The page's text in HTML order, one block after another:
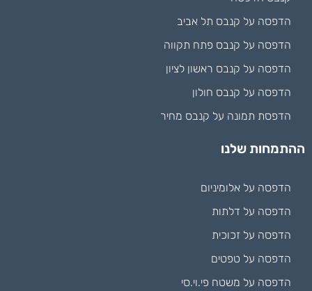
הדפסה על קנבס תל אביב
הדפסה על קנבס פתח תקווה
הדפסה על קנבס ראשון לציון
הדפסה על קנבס חולון
הדפסת תמונה על קנבס מחיר
ההתמחות שלנו
הדפסה על אלומיניום
הדפסה על דלתות
הדפסה על זכוכית
הדפסה על טפטים
הדפסה על משטח פי.וי.סי